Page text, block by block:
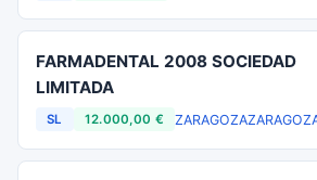
FARMADENTAL 2008 SOCIEDAD
LIMITADA
SL 12.000,00 € ZARAGOZA